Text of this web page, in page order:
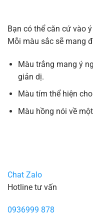
Bạn có thể căn cứ vào
Mỗi màu sắc sẽ mang
Màu trắng mang ý
giản dị.
Màu tím thể hiện
Màu hồng nói về
Chat Zalo
Hotline tư vấn
0936999 878